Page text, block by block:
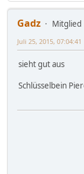
Gadz
Mitglied
Juli 25, 2015, 07:04:41
sieht gut aus
Schlüsselbein